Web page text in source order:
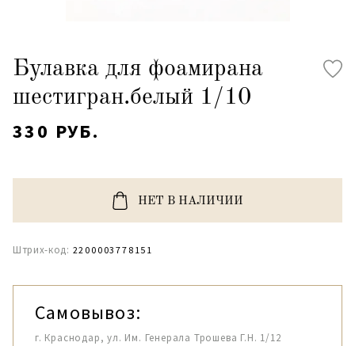
Булавка для фоамирана
шестигран.белый 1/10
330 РУБ.
НЕТ В НАЛИЧИИ
Штрих-код: 2200003778151
Самовывоз:
г. Краснодар, ул. Им. Генерала Трошева Г.Н. 1/12